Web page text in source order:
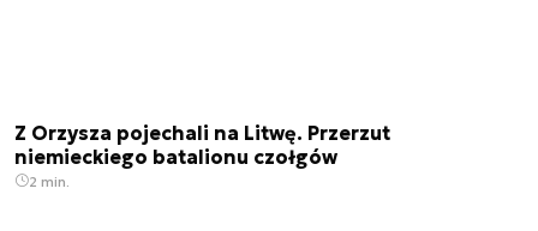
Z Orzysza pojechali na Litwę. Przerzut
niemieckiego batalionu czołgów
2 min.